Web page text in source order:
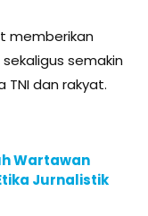
memberikan
semakin
dan rakyat.
Wartawan
Jurnalistik